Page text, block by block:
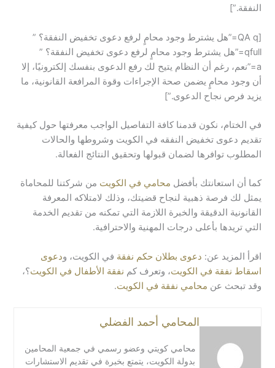
النفقة.”]
[QA q=”هل يشترط وجود محامٍ لرفع دعوى تخفيض النفقة؟ ”
qfull=”هل يشترط وجود محامٍ لرفع دعوى تخفيض النفقة؟ ”
a=”نعم، رغم أن النظام يتيح لك رفع الدعوى بنفسك إلكترونيًا، إلا
أن وجود محامٍ يضمن صحة الإجراءات وقوة المرافعة القانونية، ما
يزيد فرص نجاح الدعوى.”]
في الختام، نكون قدمنا كافة التفاصيل الواجب معرفتها حول كيفية
تقديم دعوى تخفيض النفقه في الكويت وشروطها والحالات
المطلوب توافرها لضمان قبولها وتحقيق النتائج الفعالة.
كما أن استعانتك بأفضل محامي في الكويت من شركتنا للمحاماة
يمثل لك فرصة ذهبية لنجاح قضيتك، وذلك لامتلاكه المعرفة
القانونية الدقيقة والخبرة اللازمة التي تمكنه من تقديم الخدمة
التي تريدها بأعلى درجات المهنية والاحترافية.
اقرأ المزيد عن: دعوى بطلان حكم نفقة في الكويت، ودعوى
اسقاط نفقة في الكويت، وتعرف كم نفقة الأطفال في الكويت؟،
وقد تبحث عن محامي نفقة في الكويت.
المحامي أحمد الفضلي
محامي كويتي وعضو رسمي في جمعية المحامين
بدولة الكويت، يتمتع بخبرة في تقديم الاستشارات